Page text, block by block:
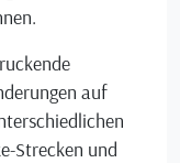
auf
Strecken und